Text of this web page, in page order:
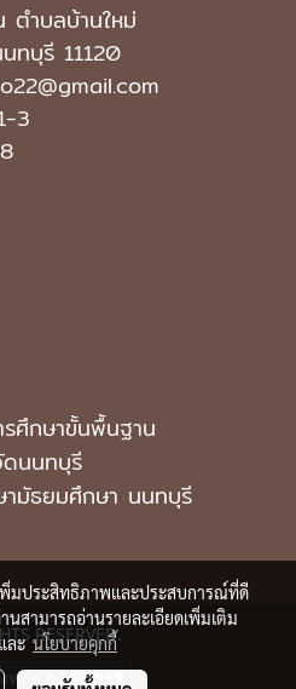
ำบลบ้านใหม่
ทบุรี 11120
3
ศึกษาขั้นพื้นฐาน
ดนนทบุรี
ามัธยมศึกษา นนทบุรี
RESERVED.
นี้
1,707
พิ่มประสิทธิภาพและประสบการณ์ที่ดี
นสามารถอ่านรายละเอียดเพิ่มเติม
ะนโยบายคุกกี้